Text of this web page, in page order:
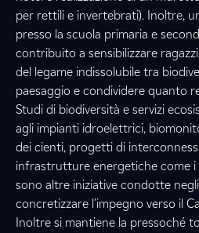
per rettili e invertebrati). Inoltre,
presso la scuola primaria e
contribuito a sensibilizzare
del legame indissolubile tra
paesaggio e condividere quanto
Studi di biodiversità e servizi
agli impianti idroelettrici,
dei cienti, progetti di
infrastrutture energetiche come i
sono altre iniziative condotte
concretizzare l’impegno verso il
Inoltre si mantiene la pressoché